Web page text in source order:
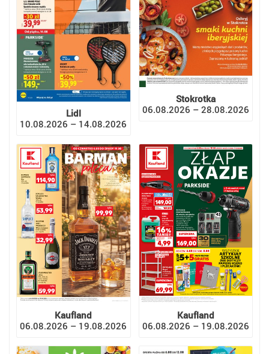
Lidl
10.08.2026 – 14.08.2026
Stokrotka
06.08.2026 – 28.08.2026
Kaufland
06.08.2026 – 19.08.2026
Kaufland
06.08.2026 – 19.08.2026